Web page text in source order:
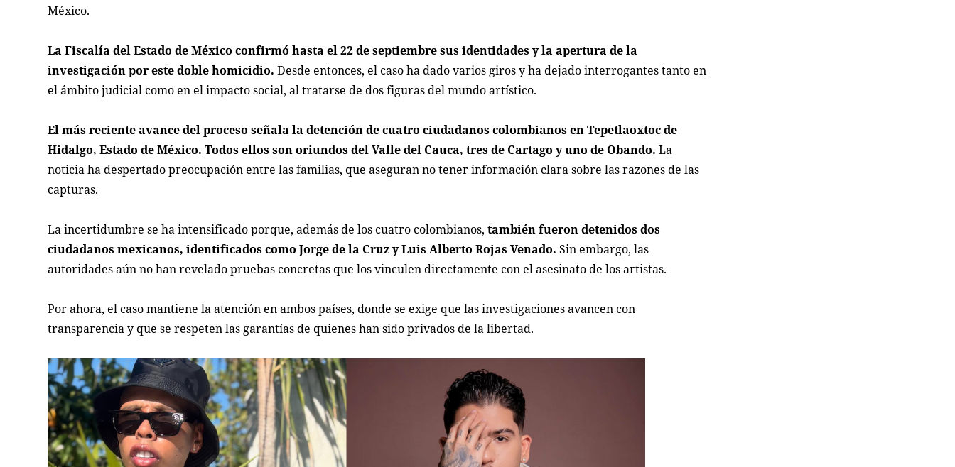
México.
La Fiscalía del Estado de México confirmó hasta el 22 de septiembre sus identidades y la apertura de la
investigación por este doble homicidio. Desde entonces, el caso ha dado varios giros y ha dejado interrogantes tanto en
el ámbito judicial como en el impacto social, al tratarse de dos figuras del mundo artístico.
El más reciente avance del proceso señala la detención de cuatro ciudadanos colombianos en Tepetlaoxtoc de
Hidalgo, Estado de México. Todos ellos son oriundos del Valle del Cauca, tres de Cartago y uno de Obando.La
noticia ha despertado preocupación entre las familias, que aseguran no tener información clara sobre las razones de las
capturas.
La incertidumbre se ha intensificado porque, además de los cuatro colombianos,también fueron detenidos dos
ciudadanos mexicanos, identificados como Jorge de la Cruz y Luis Alberto Rojas Venado. Sin embargo, las
autoridades aún no han revelado pruebas concretas que los vinculen directamente con el asesinato de los artistas.
Por ahora, el caso mantiene la atención en ambos países, donde se exige que las investigaciones avancen con
transparencia y que se respeten las garantías de quienes han sido privados de la libertad.